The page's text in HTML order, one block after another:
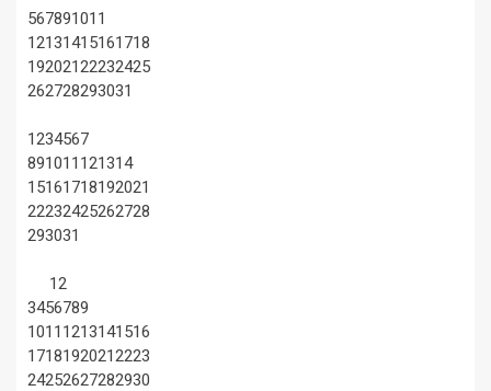
567891011
12131415161718
19202122232425
262728293031
1234567
891011 121314
15161718192021
22232425262728
293031
12
3456789
1011 1213141516
17181920212223
24252627282930